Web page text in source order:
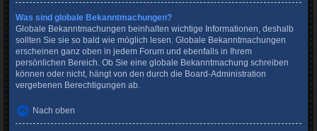
Was sind globale Bekanntmachungen?
Globale Bekanntmachungen beinhalten wichtige Informationen, deshalb
sollten Sie sie so bald wie möglich lesen. Globale Bekanntmachungen
erscheinen ganz oben in jedem Forum und ebenfalls in Ihrem
persönlichen Bereich. Ob Sie eine globale Bekanntmachung schreiben
können oder nicht, hängt von den durch die Board-Administration
vergebenen Berechtigungen ab.
Nach oben